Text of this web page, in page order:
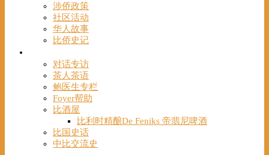
涉侨政策
社区活动
华人故事
比侨史记
对话专访
茶人茶语
鲍医生专栏
Foyer帮助
比酒屋
比利时精酿De Feniks 帝翡尼啤酒
比国史话
中比交流史